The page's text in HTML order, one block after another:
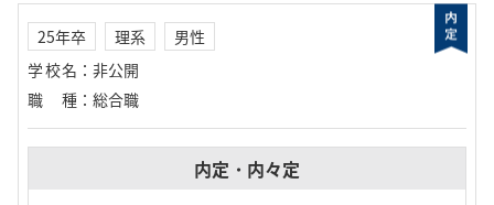
25年卒 理系
男性
学校名 ： 非公開
職種 ： 総合職
内定・内々定